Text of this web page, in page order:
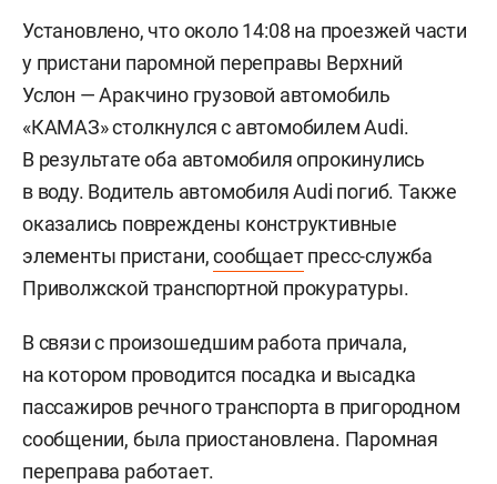
Установлено, что около 14:08 на проезжей части
у пристани паромной переправы Верхний
Услон — Аракчино грузовой автомобиль
«КАМАЗ» столкнулся с автомобилем Audi.
В результате оба автомобиля опрокинулись
в воду. Водитель автомобиля Audi погиб. Также
оказались повреждены конструктивные
элементы пристани,сообщаетпресс-служба
Приволжской транспортной прокуратуры.
В связи с произошедшим работа причала,
на котором проводится посадка и высадка
пассажиров речного транспорта в пригородном
сообщении, была приостановлена. Паромная
переправа работает.